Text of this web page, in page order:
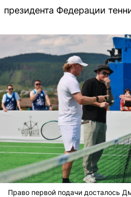
президента Федерации
Право первой подачи досталось